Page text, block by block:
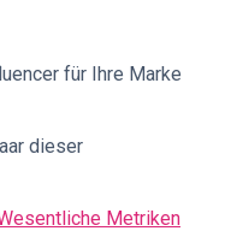
für Ihre Marke
dieser
Metriken